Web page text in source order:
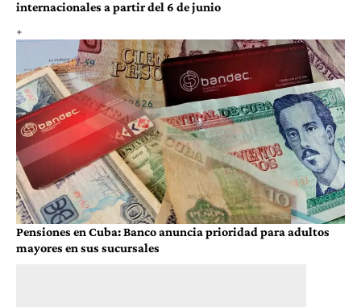
internacionales a partir del 6 de junio
Pensiones en Cuba: Banco anuncia prioridad para adultos
mayores en sus sucursales